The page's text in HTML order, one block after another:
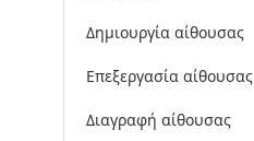
Δημιουργία αίθουσας
Επεξεργασία αίθουσας
Διαγραφή αίθουσας